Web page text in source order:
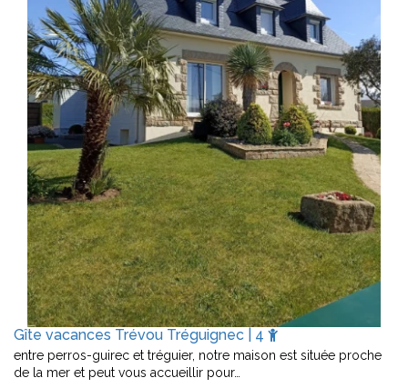
Gîte vacances Trévou Tréguignec | 4
entre perros-guirec et tréguier, notre maison est située proche
de la mer et peut vous accueillir pour…